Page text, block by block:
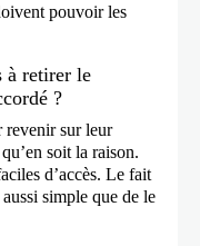
pouvoir les
à retirer le
?
sur leur
soit la raison.
d’accès. Le fait
simple que de le